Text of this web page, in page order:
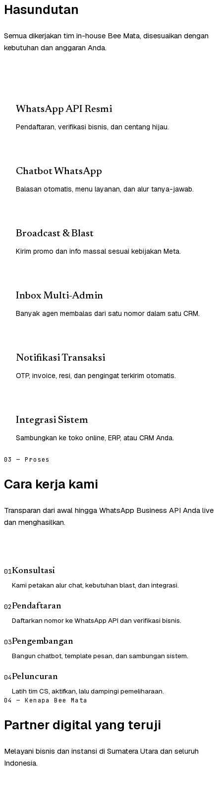
Hasundutan
Semua dikerjakan tim in-house Bee Mata, disesuaikan dengan
kebutuhan dan anggaran Anda.
WhatsApp API Resmi
Pendaftaran, verifikasi bisnis, dan centang hijau.
Chatbot WhatsApp
Balasan otomatis, menu layanan, dan alur tanya-jawab.
Broadcast & Blast
Kirim promo dan info massal sesuai kebijakan Meta.
Inbox Multi-Admin
Banyak agen membalas dari satu nomor dalam satu CRM.
Notifikasi Transaksi
OTP, invoice, resi, dan pengingat terkirim otomatis.
Integrasi Sistem
Sambungkan ke toko online, ERP, atau CRM Anda.
03 — Proses
Cara kerja kami
Transparan dari awal hingga WhatsApp Business API Anda live
dan menghasilkan.
01Konsultasi
Kami petakan alur chat, kebutuhan blast, dan integrasi.
02Pendaftaran
Daftarkan nomor ke WhatsApp API dan verifikasi bisnis.
03Pengembangan
Bangun chatbot, template pesan, dan sambungan sistem.
04Peluncuran
Latih tim CS, aktifkan, lalu dampingi pemeliharaan.
04 — Kenapa Bee Mata
Partner digital yang teruji
Melayani bisnis dan instansi di Sumatera Utara dan seluruh
Indonesia.